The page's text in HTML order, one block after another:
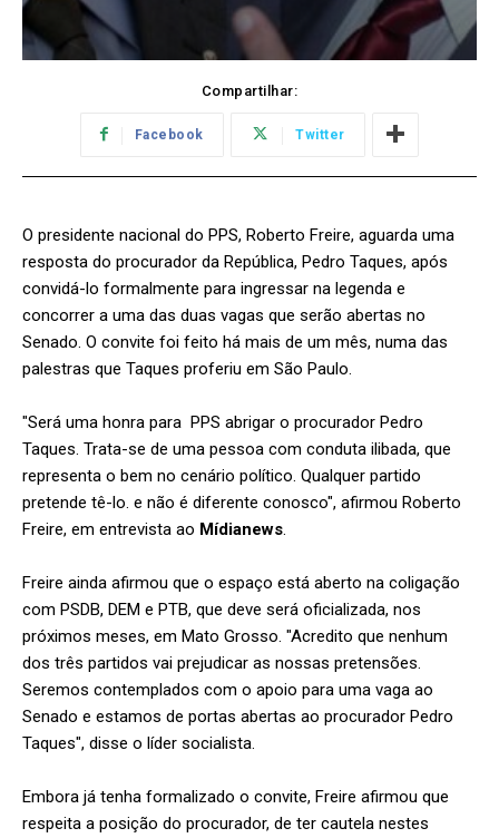
Compartilhar:
Facebook Twitter
O presidente nacional do PPS, Roberto Freire, aguarda uma
resposta do procurador da República, Pedro Taques, após
convidá-lo formalmente para ingressar na legenda e
concorrer a uma das duas vagas que serão abertas no
Senado. O convite foi feito há mais de um mês, numa das
palestras que Taques proferiu em São Paulo.
"Será uma honra para PPS abrigar o procurador Pedro
Taques. Trata-se de uma pessoa com conduta ilibada, que
representa o bem no cenário político. Qualquer partido
pretende tê-lo. e não é diferente conosco", afirmou Roberto
Freire, em entrevista ao Mídianews.
Freire ainda afirmou que o espaço está aberto na coligação
com PSDB, DEM e PTB, que deve será oficializada, nos
próximos meses, em Mato Grosso. "Acredito que nenhum
dos três partidos vai prejudicar as nossas pretensões.
Seremos contemplados com o apoio para uma vaga ao
Senado e estamos de portas abertas ao procurador Pedro
Taques", disse o líder socialista.
Embora já tenha formalizado o convite, Freire afirmou que
respeita a posição do procurador, de ter cautela nestes